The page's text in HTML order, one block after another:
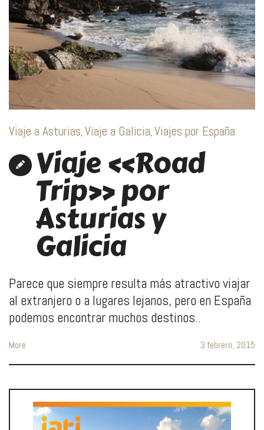
Viaje a Asturias, Viaje a Galicia, Viajes por España
Viaje «Road
Trip» por
Asturias y
Galicia
Parece que siempre resulta más atractivo viajar
al extranjero o a lugares lejanos, pero en España
podemos encontrar muchos destinos..
More 3 febrero, 2015